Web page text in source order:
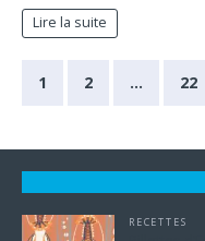
Lire la suite
1 2 … 22
RECETTES